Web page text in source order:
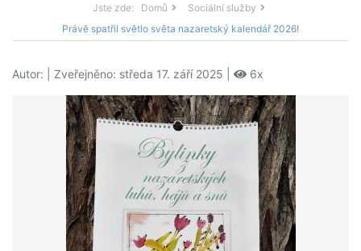
Jste zde: Domů
Sociální služby
Právě spatřil světlo světa nazaretský kalendář 2026!
Autor: | Zveřejněno: středa 17. září 2025 | 6x